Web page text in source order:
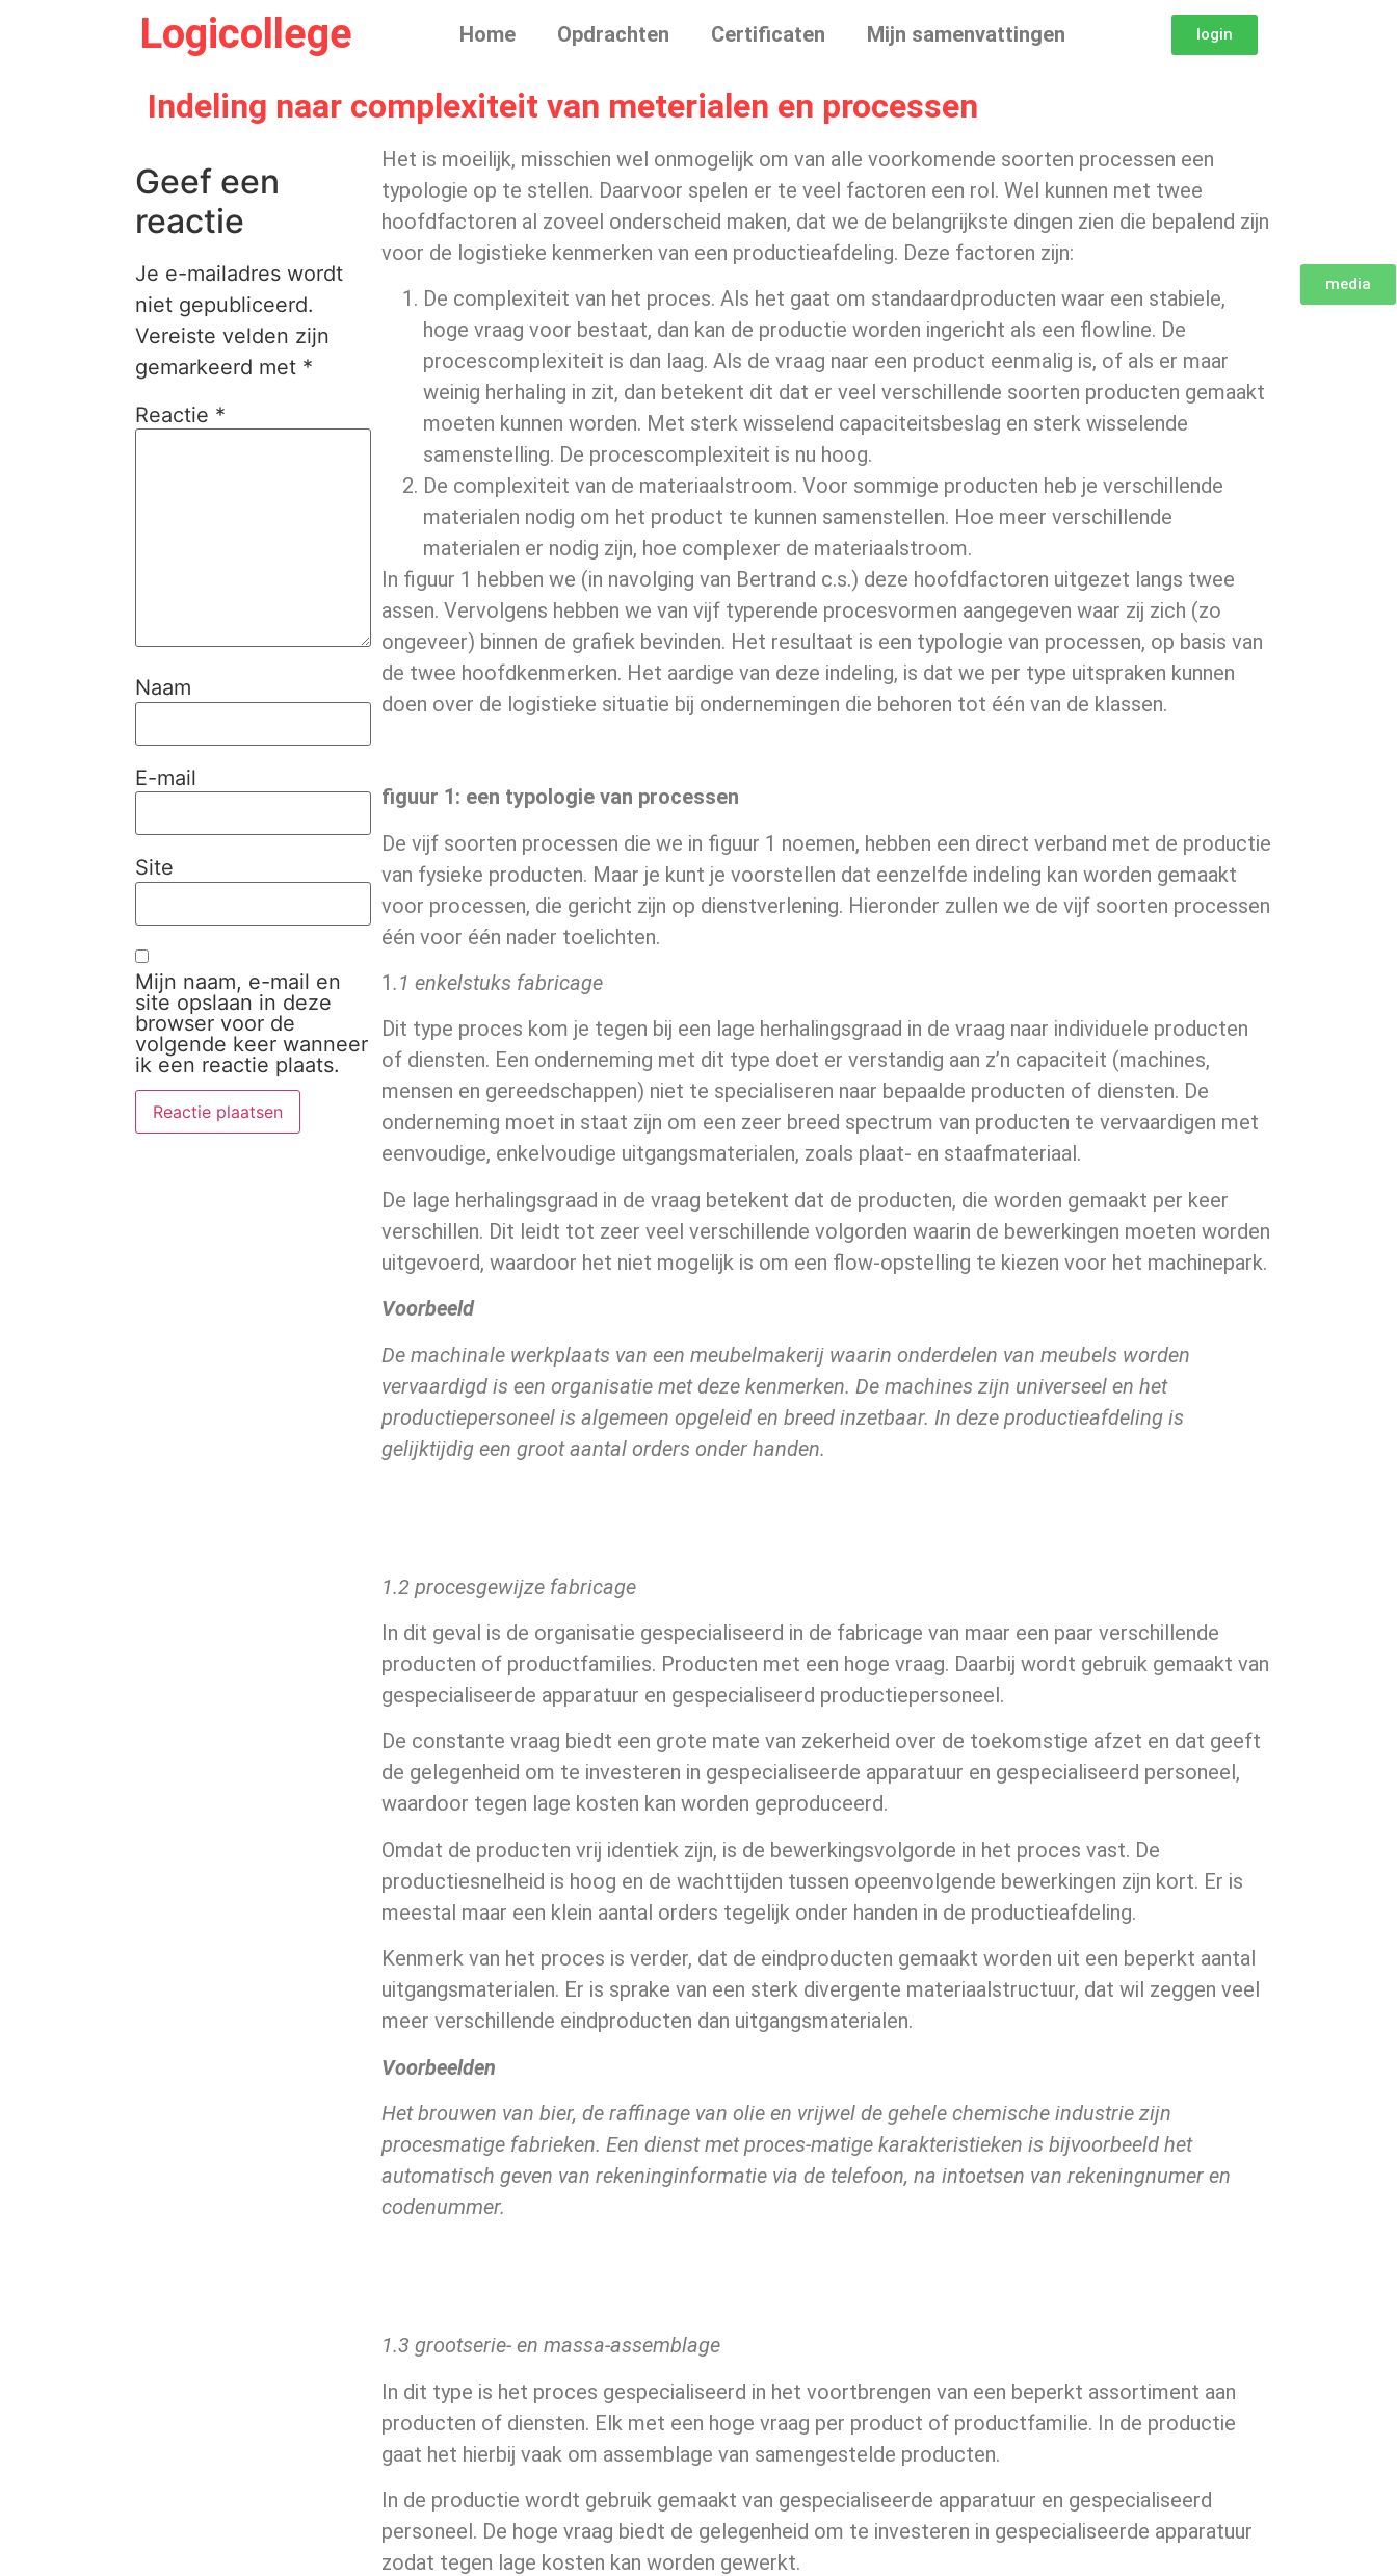
Logicollege Home Opdrachten Certificaten Mijn samenvattingen login
Indeling naar complexiteit van meterialen en processen
Geef een
reactie
Je e-mailadres wordt
niet gepubliceerd.
Vereiste velden zijn
gemarkeerd met *
Reactie *
Naam
E-mail
Site
Mijn naam, e-mail en
site opslaan in deze
browser voor de
volgende keer wanneer
ik een reactie plaats.
Het is moeilijk, misschien wel onmogelijk om van alle voorkomende soorten processen een
typologie op te stellen. Daarvoor spelen er te veel factoren een rol. Wel kunnen met twee
hoofdfactoren al zoveel onderscheid maken, dat we de belangrijkste dingen zien die bepalend zijn
voor de logistieke kenmerken van een productieafdeling. Deze factoren zijn:
De complexiteit van het proces. Als het gaat om standaardproducten waar een stabiele,
hoge vraag voor bestaat, dan kan de productie worden ingericht als een flowline. De
procescomplexiteit is dan laag. Als de vraag naar een product eenmalig is, of als er maar
weinig herhaling in zit, dan betekent dit dat er veel verschillende soorten producten gemaakt
moeten kunnen worden. Met sterk wisselend capaciteitsbeslag en sterk wisselende
samenstelling. De procescomplexiteit is nu hoog.
De complexiteit van de materiaalstroom. Voor sommige producten heb je verschillende
materialen nodig om het product te kunnen samenstellen. Hoe meer verschillende
materialen er nodig zijn, hoe complexer de materiaalstroom.
In figuur 1 hebben we (in navolging van Bertrand c.s.) deze hoofdfactoren uitgezet langs twee
assen. Vervolgens hebben we van vijf typerende procesvormen aangegeven waar zij zich (zo
ongeveer) binnen de grafiek bevinden. Het resultaat is een typologie van processen, op basis van
de twee hoofdkenmerken. Het aardige van deze indeling, is dat we per type uitspraken kunnen
doen over de logistieke situatie bij ondernemingen die behoren tot één van de klassen.
figuur 1: een typologie van processen
De vijf soorten processen die we in figuur 1 noemen, hebben een direct verband met de productie
van fysieke producten. Maar je kunt je voorstellen dat eenzelfde indeling kan worden gemaakt
voor processen, die gericht zijn op dienstverlening. Hieronder zullen we de vijf soorten processen
één voor één nader toelichten.
1.1 enkelstuks fabricage
Dit type proces kom je tegen bij een lage herhalingsgraad in de vraag naar individuele producten
of diensten. Een onderneming met dit type doet er verstandig aan z’n capaciteit (machines,
mensen en gereedschappen) niet te specialiseren naar bepaalde producten of diensten. De
onderneming moet in staat zijn om een zeer breed spectrum van producten te vervaardigen met
eenvoudige, enkelvoudige uitgangsmaterialen, zoals plaat- en staafmateriaal.
De lage herhalingsgraad in de vraag betekent dat de producten, die worden gemaakt per keer
verschillen. Dit leidt tot zeer veel verschillende volgorden waarin de bewerkingen moeten worden
uitgevoerd, waardoor het niet mogelijk is om een flow-opstelling te kiezen voor het machinepark.
Voorbeeld
De machinale werkplaats van een meubelmakerij waarin onderdelen van meubels worden
vervaardigd is een organisatie met deze kenmerken. De machines zijn universeel en het
productiepersoneel is algemeen opgeleid en breed inzetbaar. In deze productieafdeling is
gelijktijdig een groot aantal orders onder handen.
1.2procesgewijze fabricage
In dit geval is de organisatie gespecialiseerd in de fabricage van maar een paar verschillende
producten of productfamilies. Producten met een hoge vraag. Daarbij wordt gebruik gemaakt van
gespecialiseerde apparatuur en gespecialiseerd productiepersoneel.
De constante vraag biedt een grote mate van zekerheid over de toekomstige afzet en dat geeft
de gelegenheid om te investeren in gespecialiseerde apparatuur en gespecialiseerd personeel,
waardoor tegen lage kosten kan worden geproduceerd.
Omdat de producten vrij identiek zijn, is de bewerkingsvolgorde in het proces vast. De
productiesnelheid is hoog en de wachttijden tussen opeenvolgende bewerkingen zijn kort. Er is
meestal maar een klein aantal orders tegelijk onder handen in de productieafdeling.
Kenmerk van het proces is verder, dat de eindproducten gemaakt worden uit een beperkt aantal
uitgangsmaterialen. Er is sprake van een sterk divergente materiaalstructuur, dat wil zeggen veel
meer verschillende eindproducten dan uitgangsmaterialen.
Voorbeelden
Het brouwen van bier, de raffinage van olie en vrijwel de gehele chemische industrie zijn
procesmatige fabrieken. Een dienst met proces-matige karakteristieken is bijvoorbeeld het
automatisch geven van rekeninginformatie via de telefoon, na intoetsen van rekeningnumer en
codenummer.
1.3 grootserie- en massa-assemblage
In dit type is het proces gespecialiseerd in het voortbrengen van een beperkt assortiment aan
producten of diensten. Elk met een hoge vraag per product of productfamilie. In de productie
gaat het hierbij vaak om assemblage van samengestelde producten.
In de productie wordt gebruik gemaakt van gespecialiseerde apparatuur en gespecialiseerd
personeel. De hoge vraag biedt de gelegenheid om te investeren in gespecialiseerde apparatuur
zodat tegen lage kosten kan worden gewerkt.
media